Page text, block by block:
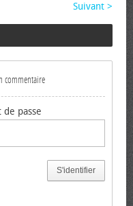
Suivant >
commentaire
de passe
S'identifier